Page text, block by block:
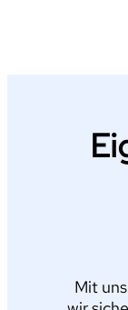
Mit